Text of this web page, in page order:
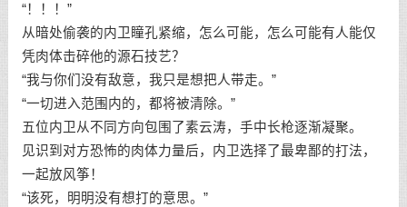
“！！！”
从暗处偷袭的内卫瞳孔紧缩，怎么可能，怎么可能有人能仅
凭肉体击碎他的源石技艺？
“我与你们没有敌意，我只是想把人带走。”
“一切进入范围内的，都将被清除。”
五位内卫从不同方向包围了素云涛，手中长枪逐渐凝聚。
见识到对方恐怖的肉体力量后，内卫选择了最卑鄙的打法，
一起放风筝！
“该死，明明没有想打的意思。”